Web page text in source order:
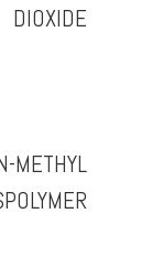
DIOXIDE
METHYL